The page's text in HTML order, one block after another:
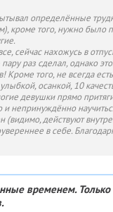
определённые
кроме того, нужно было
сейчас нахожусь в
раз сделал, однако
того, не всегда
осанкой, 10
девушки прямо
и непринуждённо
(видимо, действуют
в себе.
временем. Только